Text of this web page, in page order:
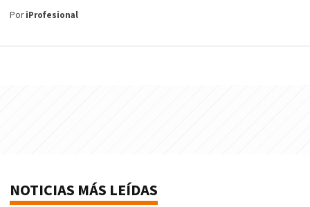
PoriProfesional
NOTICIAS MÁS LEÍDAS